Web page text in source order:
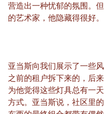
营造出一种忧郁的氛围。
的艺术家，他隐藏得很好。
亚当斯向我们展示了一些
之前的租户拆下来的，后
为他觉得这些灯具总有一
方式。亚当斯说，社区里